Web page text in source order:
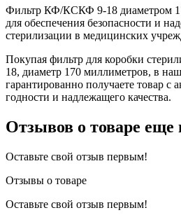
Фильтр КФ/КСКФ 9-18 диаметром
для обеспечения безопасности и
стерилизации в медицинских
Покупая фильтр для коробки
18, диаметр 170 миллиметров, в
гарантированно получаете товар с
годности и надлежащего качества.
Отзывов о товаре еще
Оставьте свой отзыв первым!
Отзывы о товаре
Оставьте свой отзыв первым!